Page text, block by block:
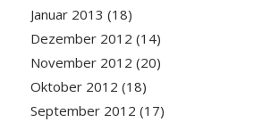
Januar 2013 (18)
Dezember 2012 (14)
November 2012 (20)
Oktober 2012 (18)
September 2012 (17)